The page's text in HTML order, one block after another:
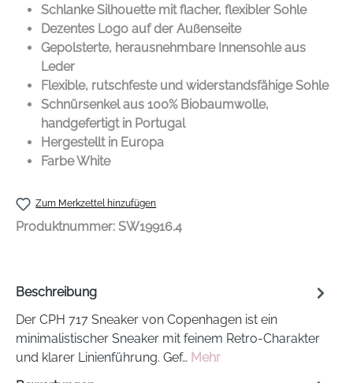
Schlanke Silhouette mit flacher, flexibler Sohle
Dezentes Logo auf der Außenseite
Gepolsterte, herausnehmbare Innensohle aus
Leder
Flexible, rutschfeste und widerstandsfähige Sohle
Schnürsenkel aus 100% Biobaumwolle,
handgefertigt in Portugal
Hergestellt in Europa
Farbe White
Zum Merkzettel hinzufügen
Produktnummer: SW19916.4
Beschreibung
Der CPH 717 Sneaker von Copenhagen ist ein
minimalistischer Sneaker mit feinem Retro-Charakter
und klarer Linienführung. Gef… Mehr